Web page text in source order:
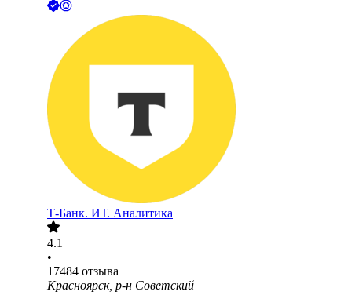
Т-Банк. ИТ. Аналитика
4.1
•
17484 отзыва
Красноярск, р-н Советский